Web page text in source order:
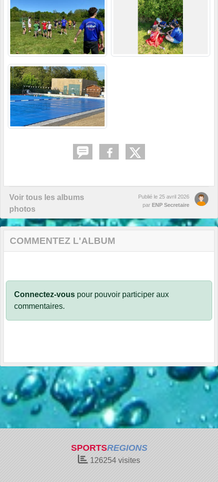
Voir tous les albums
photos
Publié le 25 avril 2026
par ENP Secretaire
COMMENTEZ L'ALBUM
Connectez-vous pour pouvoir participer aux
commentaires.
SPORTSREGIONS
126254 visites